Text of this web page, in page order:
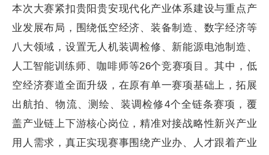
本次大赛紧扣贵阳贵安现代化产业体系建设与重点产
业发展布局，围绕低空经济、装备制造、数字经济等
八大领域，设置无人机装调检修、新能源电池制造、
人工智能训练师、咖啡师等26个竞赛项目。其中，低
空经济赛道全面升级，在原有单一赛项基础上，拓展
出航拍、物流、测绘、装调检修4个全链条赛项，覆
盖产业链上下游核心岗位，精准对接战略性新兴产业
用人需求，真正实现赛事围绕产业办、人才跟着产业